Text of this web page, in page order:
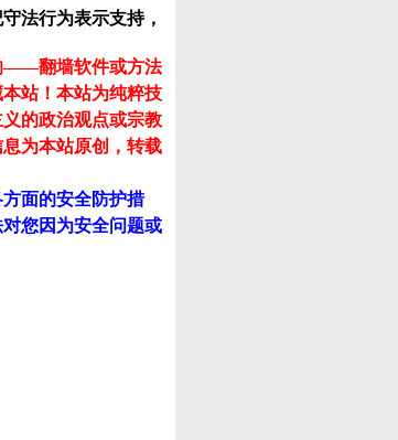
法行为表示支持，
——翻墙软件或方法
站！ 本站为纯粹技
的政治观点或宗教
为本站原创，转载
面的安全防护措
您因为安全问题或